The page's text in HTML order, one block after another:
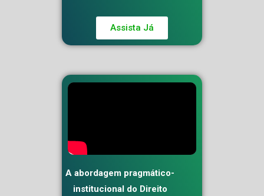
Assista Já
A abordagem pragmático-
institucional do Direito